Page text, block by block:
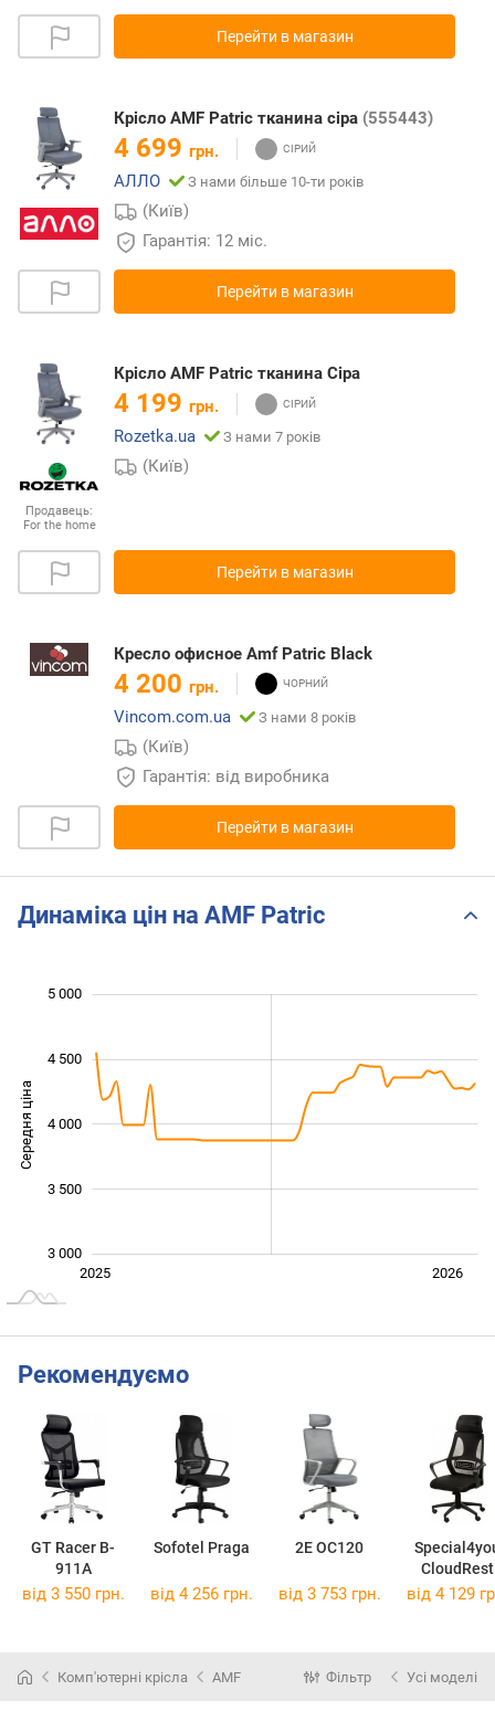
Перейти в магазин
Крісло AMF Patric тканина сіра (555443)
4 699 грн.
АЛЛО
З нами більше 10-ти років
(Київ)
Гарантія: 12 міс.
Перейти в магазин
Продавець:
For the home
Крісло AMF Patric тканина Сіра
4 199 грн.
Rozetka.ua
З нами 7 років
(Київ)
Перейти в магазин
Кресло офисное Amf Patric Black
4 200 грн.
Vincom.com.ua
З нами 8 років
(Київ)
Гарантія: від виробника
Перейти в магазин
Динаміка цін на AMF Patric
Середня ціна 3 400
3 000
4 000
5 000
4 500
3 500
L
Лип.
2027 2026
2025
Рекомендуємо
GT Racer B-
911A
Sofotel Praga 2E OC120
CloudRest
від 3 550 грн. від 4 256 грн. від 3 753 грн. від 4 129
Комп'ютерні крісла AMF Фільтр Усі моделі